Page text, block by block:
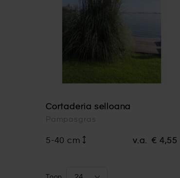
Cortaderia selloana
Pampasgras
5-40 cm v.a. € 4,55